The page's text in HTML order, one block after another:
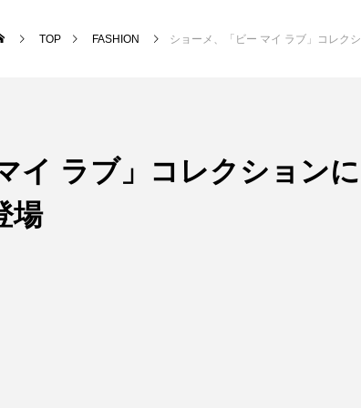
TOP FASHION ショーメ、「ビー マイ ラブ」コレクションに新作ジュエリーが登場
イ ラブ」コレクションに
場